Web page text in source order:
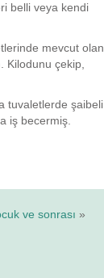
belli veya kendi
mevcut olan
Kilodunu çekip,
tuvaletlerde şaibeli
iş becermiş.
ve sonrası »